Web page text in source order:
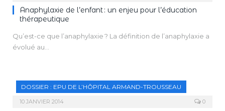
Anaphylaxie de l’enfant : un enjeu pour l’éducation
thérapeutique
Qu’est-ce que l’anaphylaxie ? La définition de l’anaphylaxie a
évolué au…
DOSSIER : EPU DE L’HÔPITAL ARMAND-TROUSSEAU
10 JANVIER 2014 0